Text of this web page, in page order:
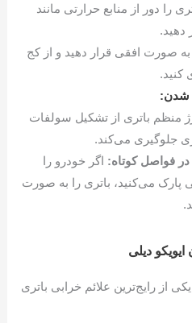
را دور از منابع حرارتی مانند
دهید.
به صورت افقی قرار دهید و از کج
کنید.
شدن:
منظم باتری از تشکیل سولفات
جلوگیری می‌کند.
در فواصل کوتاه: اگر خودرو را
پارک می‌کنید، باتری را به صورت
دیلی
یکی از رایج‌ترین علائم خرابی باتری